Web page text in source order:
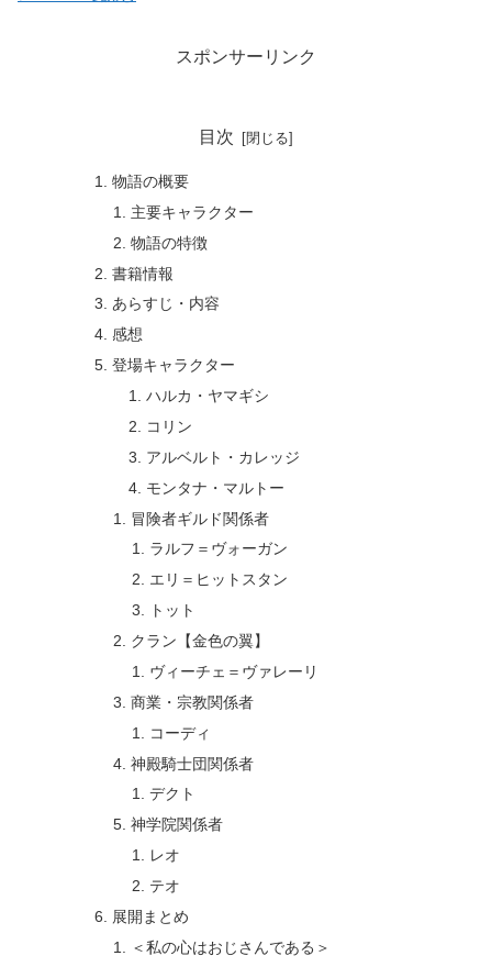
スポンサーリンク
目次
物語の概要
主要キャラクター
物語の特徴
書籍情報
あらすじ・内容
感想
登場キャラクター
ハルカ・ヤマギシ
コリン
アルベルト・カレッジ
モンタナ・マルトー
冒険者ギルド関係者
ラルフ＝ヴォーガン
エリ＝ヒットスタン
トット
クラン【金色の翼】
ヴィーチェ＝ヴァレーリ
商業・宗教関係者
コーディ
神殿騎士団関係者
デクト
神学院関係者
レオ
テオ
展開まとめ
＜私の心はおじさんである＞